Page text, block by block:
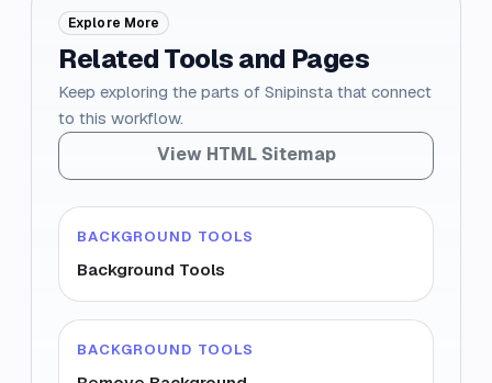
Explore More
Related Tools and Pages
Keep exploring the parts of Snipinsta that connect
to this workflow.
View HTML Sitemap
BACKGROUND TOOLS
Background Tools
BACKGROUND TOOLS